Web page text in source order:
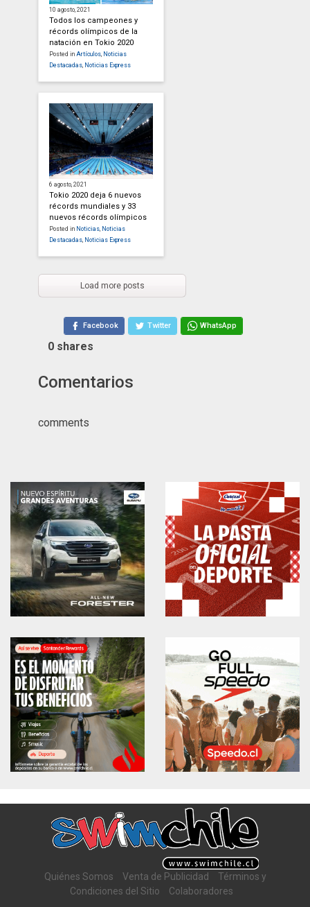
10 agosto, 2021
Todos los campeones y
récords olímpicos de la
natación en Tokio 2020
Posted in Artículos Noticias
Destacadas Noticias Express
6 agosto, 2021
Tokio 2020 deja 6 nuevos
récords mundiales y 33
nuevos récords olímpicos
Posted in Noticias Noticias
Destacadas Noticias Express
Load more posts
Facebook Twitter WhatsApp
0 shares
Comentarios
comments
Quiénes Somos Venta de Publicidad
Términos y
Condiciones del Sitio
Colaboradores